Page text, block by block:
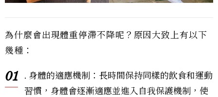
為什麼會出現體重停滯不降呢？原因大致上有以下
幾種：
01
. 身體的適應機制：長時間保持同樣的飲食和運動
習慣，身體會逐漸適應並進入自我保護機制，使